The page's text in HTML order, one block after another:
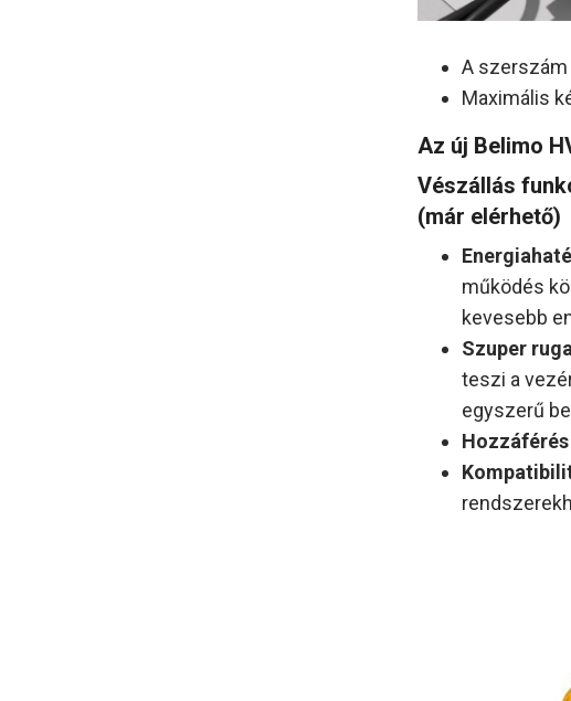
A
Maximális
Az új Belimo
Vészállás
(már elérhető)
működés
kevesebb
Szuper
teszi a
egyszerű